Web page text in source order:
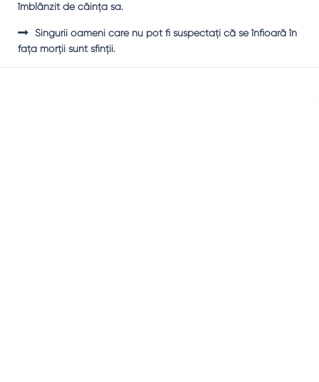
îmblânzit de căinţa sa.
Singurii oameni care nu pot fi suspectaţi că se înfioară în
faţa morţii sunt sfinţii.